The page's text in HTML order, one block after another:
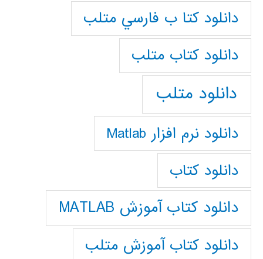
دانلود كتا ب فارسي متلب
دانلود كتاب متلب
دانلود متلب
دانلود نرم افزار Matlab
دانلود کتاب
دانلود کتاب آموزش MATLAB
دانلود کتاب آموزش متلب